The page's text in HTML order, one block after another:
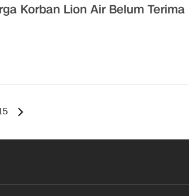
Korban Lion Air Belum Terima